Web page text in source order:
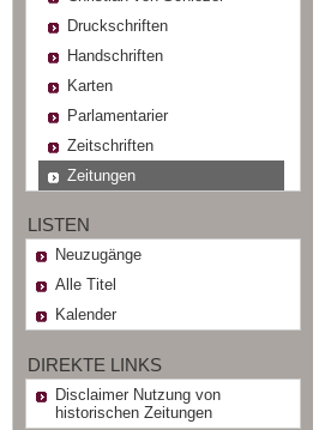
Druckschriften
Handschriften
Karten
Parlamentarier
Zeitschriften
Zeitungen
LISTEN
Neuzugänge
Alle Titel
Kalender
DIREKTE LINKS
Disclaimer Nutzung von
historischen Zeitungen